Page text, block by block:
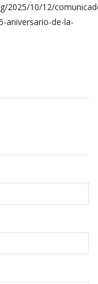
2025/10/12/
aniversario-de-la-